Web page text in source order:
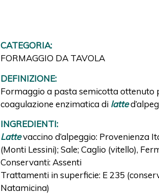
CATEGORIA:
FORMAGGIO DA TAVOLA
DEFINIZIONE:
Formaggio a pasta semicotta ottenuto
coagulazione enzimatica di latte
INGREDIENTI:
Lattevaccino d’alpeggio: Provenienza
(Monti Lessini); Sale; Caglio (vitello),
Conservanti: Assenti
Trattamenti in superficie: E 235
Natamicina)